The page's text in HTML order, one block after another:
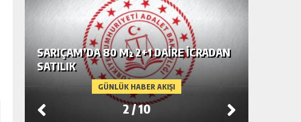
GÜNLÜK HABER AKIŞI
SARIÇAM’DA 80 M² 2+1 DAİRE İCRADAN
SATILIK
2/10